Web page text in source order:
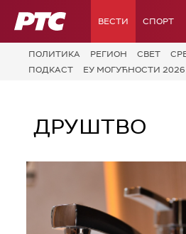
РТС ВЕСТИ СПОРТ
ПОЛИТИКА РЕГИОН СВЕТ
ПОДКАСТ
ЕУ МОГУЋНОСТИ 2026
ДРУШТВО